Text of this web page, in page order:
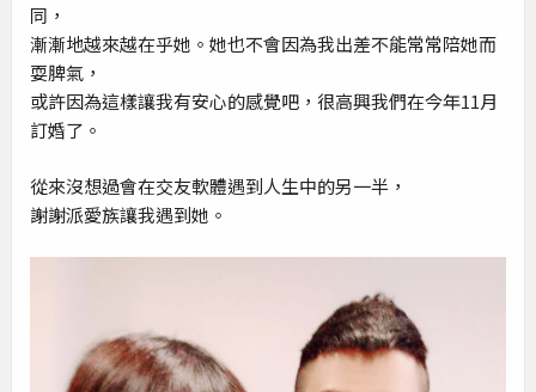
同，
漸漸地越來越在乎她。她也不會因為我出差不能常常陪她而
耍脾氣，
或許因為這樣讓我有安心的感覺吧，很高興我們在今年11月
訂婚了。
從來沒想過會在交友軟體遇到人生中的另一半，
謝謝派愛族讓我遇到她。